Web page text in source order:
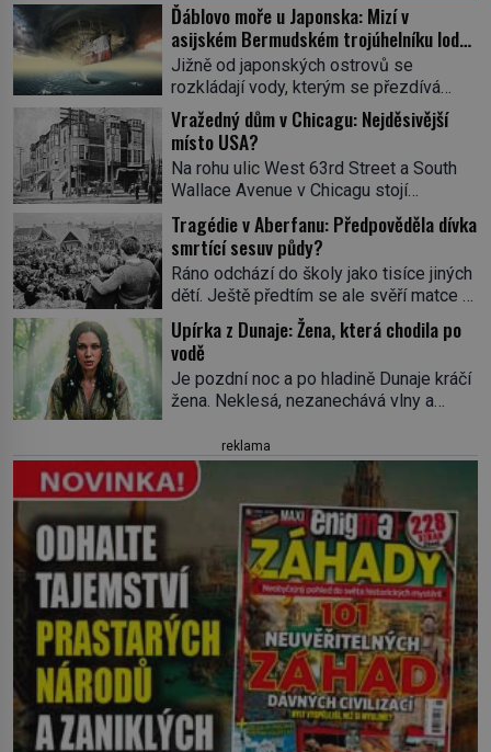
Ďáblovo moře u Japonska: Mizí v
asijském Bermudském trojúhelníku lodě
ve spárech neznámé síly?
Jižně od japonských ostrovů se
rozkládají vody, kterým se přezdívá
Ďáblovo moře. Vypráví se o lodích
mizejících beze stopy, podivných
světlech, zrádných proudech i mořských
dracích, kteří měli tyto končiny střežit už
v dávných legendách. Je tichomořský
Dračí trojúhelník skutečně prokletým
místem, nebo se zde jen nebezpečná
příroda proměnila v jednu z
nejpůsobivějších námořních záhad? […]
Vražedný dům v Chicagu: Nejděsivější
místo USA?
Na rohu ulic West 63rd Street a South
Wallace Avenue v Chicagu stojí
nenápadná pošta. Nemá žádný speciální
nápis ani pamětní desku. A přesto prý
místní zaměstnanci neradi chodí do
sklepa. Právě tady totiž sídlil sériový
vrah H. H. Holmes a také
nejpropracovanější past na lidi
v dějinách americké kriminalistiky.
Herman Webster Mudgett (1861–1896)
přijíždí […]
Tragédie v Aberfanu: Předpověděla dívka
smrtící sesuv půdy?
Ráno odchází do školy jako tisíce jiných
dětí. Ještě předtím se ale svěří matce s
podivným snem. Ve škole, kterou dobře
zná, tentokrát nevidí budovu ani
spolužáky. Místo nich se před ní tyčí
cosi temného. O několik hodin později je
mrtvá. Mohla devítiletá Zahlédla vlastní
vesnice Aberfan […]
Upírka z Dunaje: Žena, která chodila po
vodě
Je pozdní noc a po hladině Dunaje kráčí
žena. Neklesá, nezanechává vlny a
pod ní byla dlažbou. Muž, který ji z
břehu pozoruje, ji údajně poznává, jenže
Ruža Vlajna má být v tu chvíli mrtvá celé
století. Vesnice Kisiljevo v
severovýchodním Srbsku má s upíry
nevyřízené účty. […]
reklama